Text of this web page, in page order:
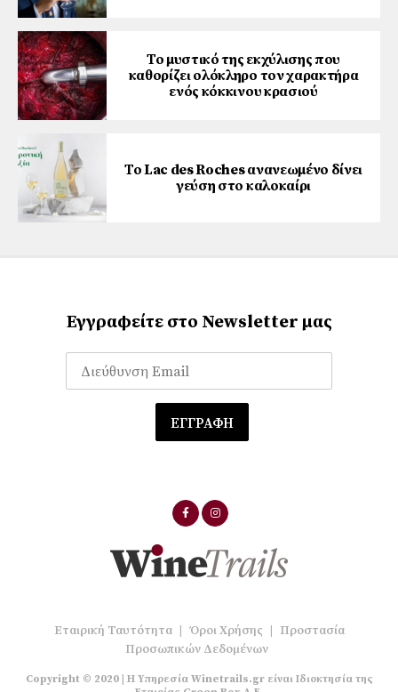
Το μυστικό της εκχύλισης που
καθορίζει ολόκληρο τον χαρακτήρα
ενός κόκκινου κρασιού
Το Lac des Roches ανανεωμένο δίνει
γεύση στο καλοκαίρι
Εγγραφείτε στο Newsletter μας
Εταιρική Ταυτότητα | Όροι Χρήσης | Προστασία
Προσωπικών Δεδομένων
Copyright © 2020 | Η Υπηρεσία Winetrails.gr είναι Ιδιοκτησία της